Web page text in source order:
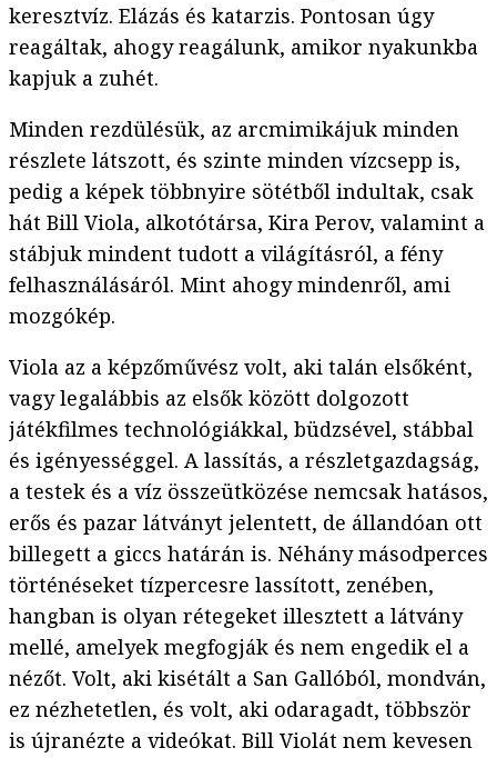
keresztvíz. Elázás és katarzis. Pontosan úgy
reagáltak, ahogy reagálunk, amikor nyakunkba
kapjuk a zuhét.
Minden rezdülésük, az arcmimikájuk minden
részlete látszott, és szinte minden vízcsepp is,
pedig a képek többnyire sötétből indultak, csak
hát Bill Viola, alkotótársa, Kira Perov, valamint a
stábjuk mindent tudott a világításról, a fény
felhasználásáról. Mint ahogy mindenről, ami
mozgókép.
Viola az a képzőművész volt, aki talán elsőként,
vagy legalábbis az elsők között dolgozott
játékfilmes technológiákkal, büdzsével, stábbal
és igényességgel. A lassítás, a részletgazdagság,
a testek és a víz összeütközése nemcsak hatásos,
erős és pazar látványt jelentett, de állandóan ott
billegett a giccs határán is. Néhány másodperces
történéseket tízpercesre lassított, zenében,
hangban is olyan rétegeket illesztett a látvány
mellé, amelyek megfogják és nem engedik el a
nézőt. Volt, aki kisétált a San Gallóból, mondván,
ez nézhetetlen, és volt, aki odaragadt, többször
is újranézte a videókat. Bill Violát nem kevesen